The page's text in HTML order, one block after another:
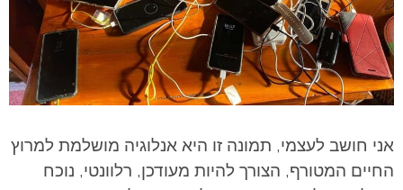
אני חושב לעצמי, תמונה זו היא אנלוגיה מושלמת למרוץ
החיים המטורף, הצורך להיות מעודכן, רלוונטי, נוכח